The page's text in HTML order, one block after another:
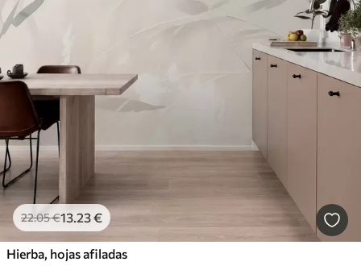
22.05€13 .23€
Hierba, hojas afiladas